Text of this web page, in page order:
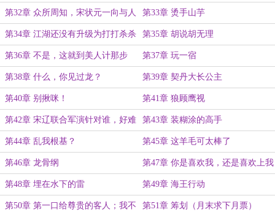
第32章 众所周知，宋状元一向与人
为善
第33章 烫手山芋
第34章 江湖还没有升级为打打杀杀
呢
第35章 胡说胡无理
第36章 不是，这就到美人计那步
了？
第37章 玩一宿
第38章 什么，你见过龙？ 第39章 契丹大长公主
第40章 别揪咪！ 第41章 狼顾鹰视
第42章 宋辽联合军演针对谁，好难
猜啊！
第43章 装糊涂的高手
第44章 乱我根基？ 第45章 这羊毛可太棒了
第46章 龙骨纲 第47章 你是喜欢我，还是喜欢上我
第48章 埋在水下的雷 第49章 海王行动
第50章 第一口给尊贵的客人；我不 第51章 筹划（月末求下月票）